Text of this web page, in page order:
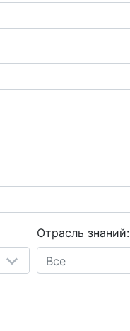
Отрасль знаний:
Все